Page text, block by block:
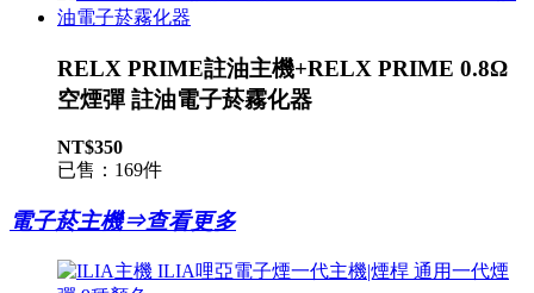
RELX PRIME註油主機+RELX PRIME 0.8Ω
空煙彈 註油電子菸霧化器
NT$350
已售：169件
電子菸主機⇒查看更多